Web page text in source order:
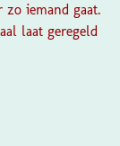
zo iemand gaat.
laat geregeld